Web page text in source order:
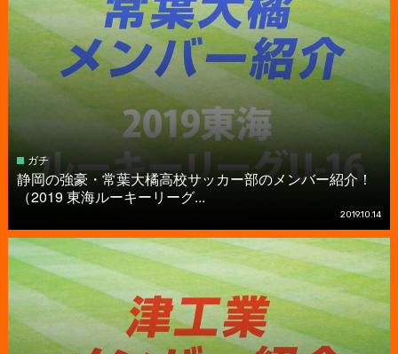
ガチ
静岡の強豪・常葉大橘高校サッカー部のメンバー紹介！
（2019 東海ルーキーリーグ...
2019.10.14